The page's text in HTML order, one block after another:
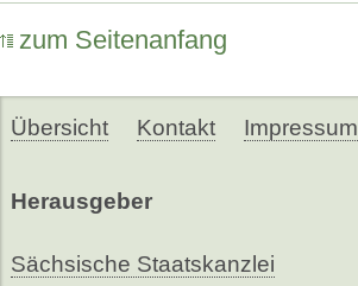
zum Seitenanfang
Übersicht Kontakt Impressum
Herausgeber
Sächsische Staatskanzlei